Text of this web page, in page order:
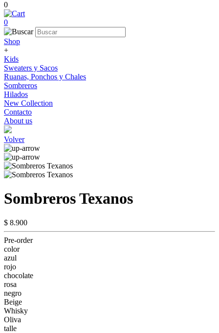
0
0
Shop
+
Kids
Sweaters y Sacos
Ruanas, Ponchos y Chales
Sombreros
Hilados
New Collection
Contacto
About us
Volver
Sombreros Texanos
$ 8.900
Pre-order
color
azul
rojo
chocolate
rosa
negro
Beige
Whisky
Oliva
talle